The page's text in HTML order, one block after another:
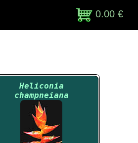
0.00 €
Heliconia
champneiana